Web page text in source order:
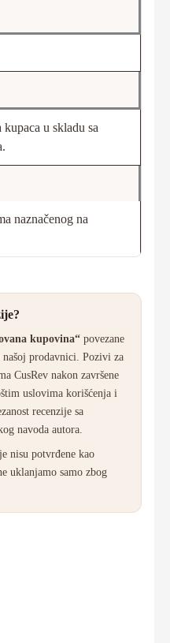
kupaca u skladu sa
naznačenog na
kupovina“ povezane
prodavnici. Pozivi za
CusRev nakon završene
uslovima korišćenja i
recenzije sa
navoda autora.
nisu potvrđene kao
uklanjamo samo zbog